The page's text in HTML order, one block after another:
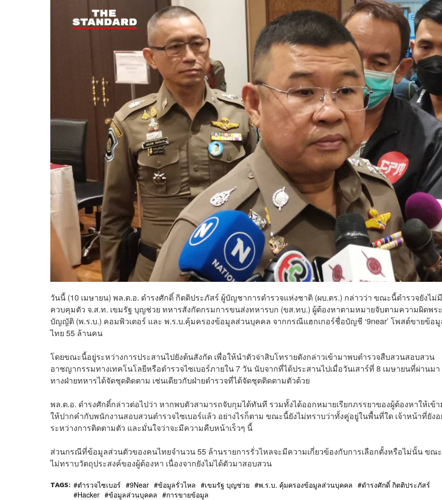
วันนี้ (10 เมษายน) พล.ต.อ. ดำรงศักดิ์ กิตติประภัสร์ ผู้บัญชาการตำรวจแห่งชาติ (ผบ.ตร.) กล่าวว่า ขณะนี้ตำรวจยังไม่
ควบคุมตัว จ.ส.ท. เขมรัฐ บุญช่วย ทหารสังกัดกรมการขนส่งทหารบก (ขส.ทบ.) ผู้ต้องหาตามหมายจับตามความผิดพร
บัญญัติ (พ.ร.บ.) คอมพิวเตอร์ และ พ.ร.บ.คุ้มครองข้อมูลส่วนบุคคล จากกรณีแฮกเกอร์ชื่อบัญชี ‘9near’ โพสต์ขายข้อ
ไทย 55 ล้านคน
โดยขณะนี้อยู่ระหว่างการประสานไปยังต้นสังกัด เพื่อให้นำตัวจ่าสิบโทรายดังกล่าวเข้ามาพบตำรวจสืบสวนสอบสวน
อาชญากรรมทางเทคโนโลยีหรือตำรวจไซเบอร์ภายใน 7 วัน นับจากที่ได้ประสานไปเมื่อวันเสาร์ที่ 8 เมษายนที่ผ่านมา
ทางฝ่ายทหารได้จัดชุดติดตาม เช่นเดียวกับฝ่ายตำรวจที่ได้จัดชุดติดตามตัวด้วย
พล.ต.อ. ดำรงศักดิ์กล่าวต่อไปว่า หากพบตัวสามารถจับกุมได้ทันที รวมทั้งได้ออกหมายเรียกภรรยาของผู้ต้องหาให้เข้
ให้ปากคำกับพนักงานสอบสวนตำรวจไซเบอร์แล้ว อย่างไรก็ตาม ขณะนี้ยังไม่ทราบว่าทั้งคู่อยู่ในพื้นที่ใด เจ้าหน้าที่ยังอ
ระหว่างการติดตามตัว และมั่นใจว่าจะมีความคืบหน้าเร็วๆ นี้
ส่วนกรณีที่ข้อมูลส่วนตัวของคนไทยจำนวน 55 ล้านรายการรั่วไหลจะมีความเกี่ยวข้องกับการเลือกตั้งหรือไม่นั้น ขณ
ไม่ทราบวัตถุประสงค์ของผู้ต้องหา เนื่องจากยังไม่ได้ตัวมาสอบสวน
TAGS: ตำรวจไซเบอร์ 9Near ข้อมูลรั่วไหล เขมรัฐ บุญช่วย พ.ร.บ. คุ้มครองข้อมูลส่วนบุคคล
ดำรงศักดิ์ กิตติประภัสร์
Hacker
ข้อมูลส่วนบุคคล การขายข้อมูล